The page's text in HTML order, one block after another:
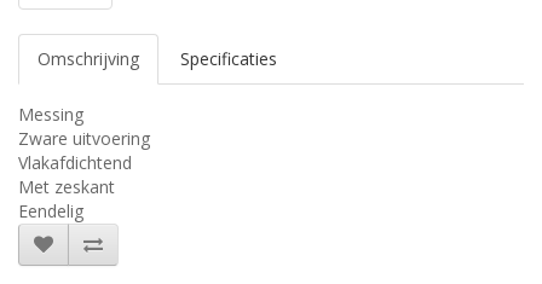
Omschrijving Specificaties
Messing
Zware uitvoering
Vlakafdichtend
Met zeskant
Eendelig